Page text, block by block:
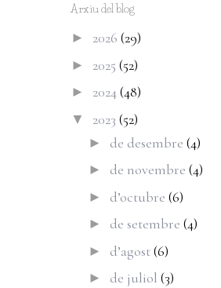
Arxiu del blog
► 2026 (29)
► 2025 (52)
► 2024(48)
▼ 2023 (52)
► de desembre (4)
► de novembre (4)
► d’octubre (6)
► de setembre (4)
► d’agost(6)
► de juliol (3)